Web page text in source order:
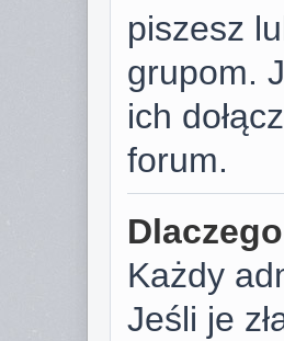
piszesz
grupom.
ich
forum.
Każdy
Jeśli je